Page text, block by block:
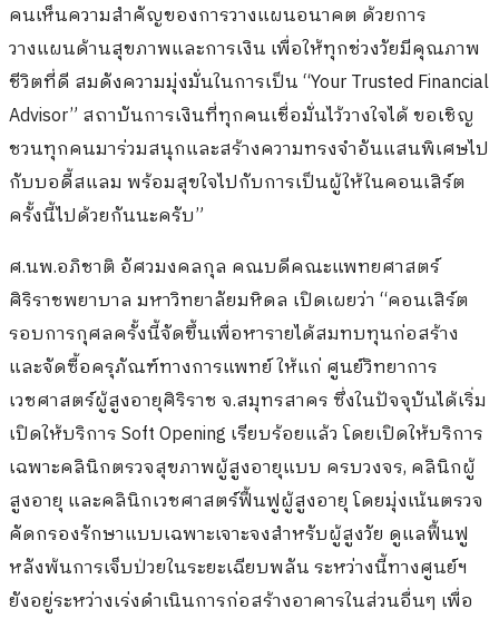
คนเห็นความสำคัญของการวางแผนอนาคต ด้วยการ
วางแผนด้านสุขภาพและการเงิน เพื่อให้ทุกช่วงวัยมีคุณภาพ
ชีวิตที่ดี สมดังความมุ่งมั่นในการเป็น “Your Trusted Financial
Advisor” สถาบันการเงินที่ทุกคนเชื่อมั่นไว้วางใจได้ ขอเชิญ
ชวนทุกคนมาร่วมสนุกและสร้างความทรงจำอันแสนพิเศษไป
กับบอดี้สแลม พร้อมสุขใจไปกับการเป็นผู้ให้ในคอนเสิร์ต
ครั้งนี้ไปด้วยกันนะครับ”
ศ.นพ.อภิชาติ อัศวมงคลกุล คณบดีคณะแพทยศาสตร์
ศิริราชพยาบาล มหาวิทยาลัยมหิดล เปิดเผยว่า “คอนเสิร์ต
รอบการกุศลครั้งนี้จัดขึ้นเพื่อหารายได้สมทบทุนก่อสร้าง
และจัดซื้อครุภัณฑ์ทางการแพทย์ ให้แก่ ศูนย์วิทยาการ
เวชศาสตร์ผู้สูงอายุศิริราช จ.สมุทรสาคร ซึ่งในปัจจุบันได้เริ่ม
เปิดให้บริการ Soft Opening เรียบร้อยแล้ว โดยเปิดให้บริการ
เฉพาะคลินิกตรวจสุขภาพผู้สูงอายุแบบ ครบวงจร, คลินิกผู้
สูงอายุ และคลินิกเวชศาสตร์ฟื้นฟูผู้สูงอายุ โดยมุ่งเน้นตรวจ
คัดกรองรักษาแบบเฉพาะเจาะจงสำหรับผู้สูงวัย ดูแลฟื้นฟู
หลังพ้นการเจ็บป่วยในระยะเฉียบพลัน ระหว่างนี้ทางศูนย์ฯ
ยังอยู่ระหว่างเร่งดำเนินการก่อสร้างอาคารในส่วนอื่นๆ เพื่อ